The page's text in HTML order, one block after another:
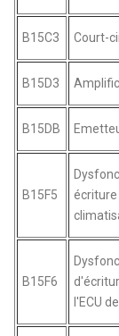
B15C3 Court-
B15D3
B15DB
B15F5
écriture
B15F6
l'ECU